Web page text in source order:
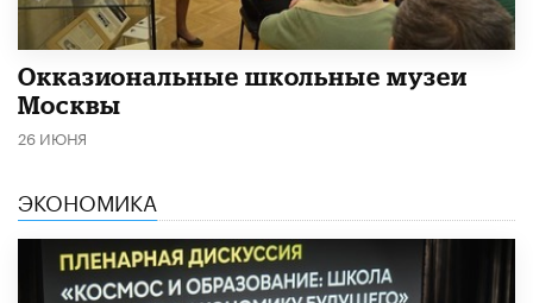
​Окказиональные школьные музеи
Москвы
26 ИЮНЯ
ЭКОНОМИКА